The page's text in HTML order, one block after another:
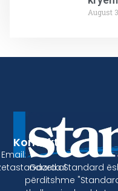
August
Gazeta Standard
përditshme
Kontakt
Email: